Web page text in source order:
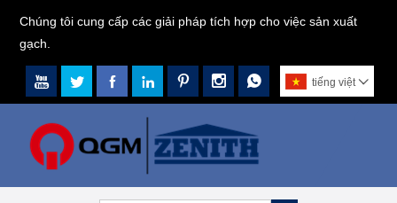
Chúng tôi cung cấp các giải pháp tích hợp cho việc sản xuất
gạch.
       tiếng việt 